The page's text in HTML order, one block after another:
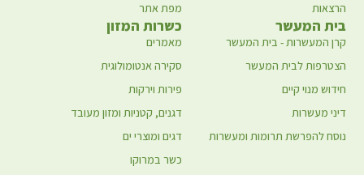
מפת אתר
הרצאות
כשרות המזון
מאמרים
סקירה אנטומולוגית
פירות וירקות
דגנים, קטניות ומזון מעובד
דגים ומוצרי ים
כשר במרוקו
בית המעשר
קרן המעשרות - בית המעשר
הצטרפות לבית המעשר
חידוש מנוי קיים
דיני מעשרות
נוסח להפרשת תרומות ומעשרות